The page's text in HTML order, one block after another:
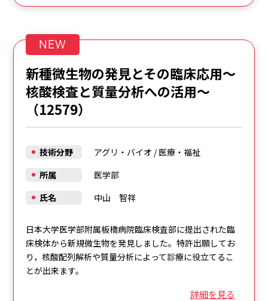
NEW
新種微生物の発見とその臨床応用～
核酸検査と質量分析への活用～
（12579）
技術分野 アグリ・バイオ /医療・福祉
所属
医学部
氏名
中山 智祥
日本大学医学部附属板橋病院臨床検査部に提出された臨
床検体から新規微生物を発見しました。特許出願してお
り，核酸配列解析や質量分析によって診療に役立てるこ
とが出来ます。
詳細を見る